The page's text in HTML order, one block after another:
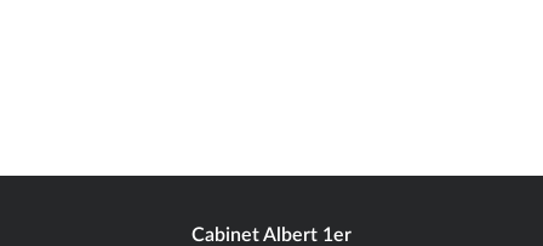
Cabinet Albert 1er